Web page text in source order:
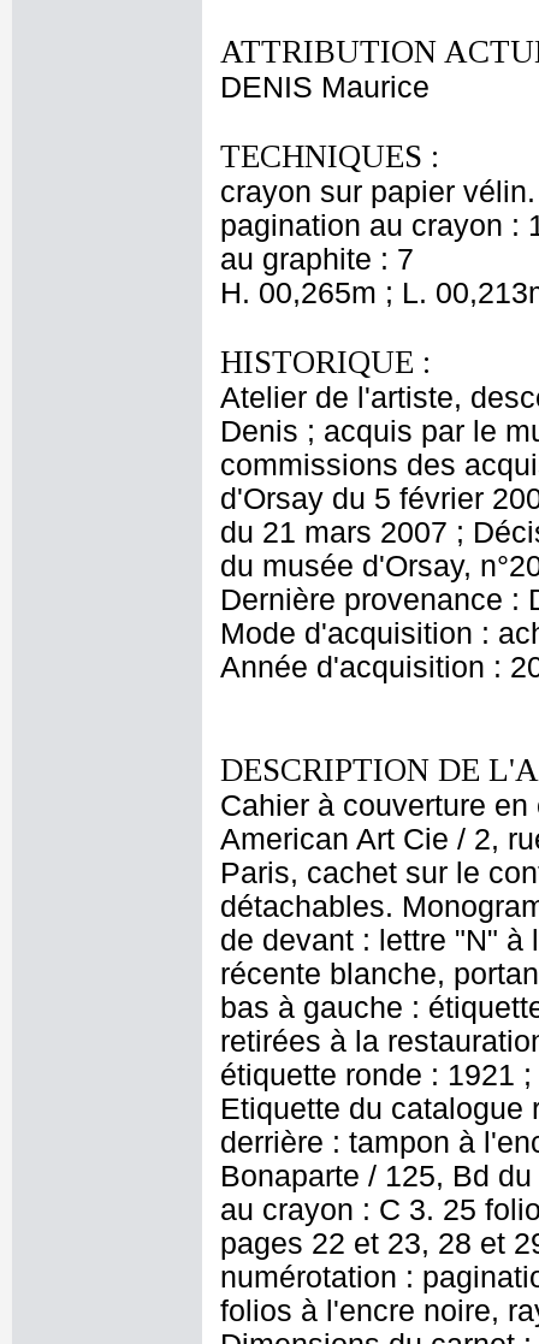
ATTRIBUTION
DENIS Maurice
TECHNIQUES :
crayon sur papier
pagination au crayon :
au graphite : 7
H. 00,265m ; L.
HISTORIQUE :
Atelier de l'artiste,
Denis ; acquis par le
commissions des
d'Orsay du 5 février
du 21 mars 2007 ;
du musée d'Orsay,
Dernière provenance :
Mode d'acquisition :
Année d'acquisition :
DESCRIPTION DE
Cahier à couverture
American Art Cie / 2,
Paris, cachet sur le
détachables.
de devant : lettre "N" à
récente blanche,
bas à gauche :
retirées à la
étiquette ronde : 1921
Etiquette du catalogue
derrière : tampon à
Bonaparte / 125, Bd
au crayon : C 3. 25
pages 22 et 23, 28 et
numérotation :
folios à l'encre noire,